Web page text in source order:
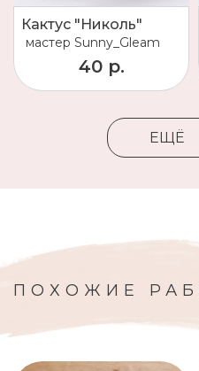
Кактус "Николь"
мастер Sunny_Gleam
40 р.
ЕЩЁ
ПОХОЖИЕ